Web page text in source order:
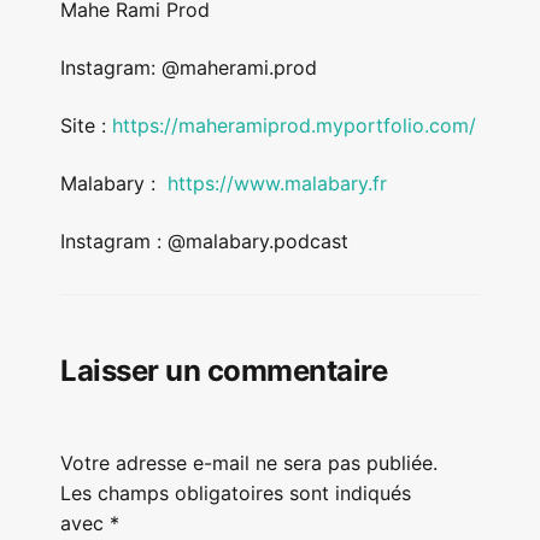
Mahe Rami Prod
Instagram: @maherami.prod
Site : https://maheramiprod.myportfolio.com/
Malabary : https://www.malabary.fr
Instagram : @malabary.podcast
Laisser un commentaire
Votre adresse e-mail ne sera pas publiée.
Les champs obligatoires sont indiqués
avec *